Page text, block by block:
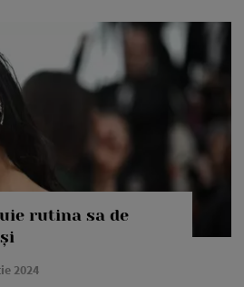
rutina sa de
2024